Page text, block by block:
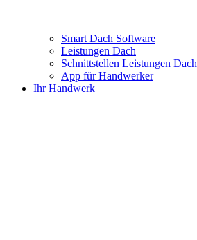
Smart Dach Software
Leistungen Dach
Schnittstellen Leistungen Dach
App für Handwerker
Ihr Handwerk